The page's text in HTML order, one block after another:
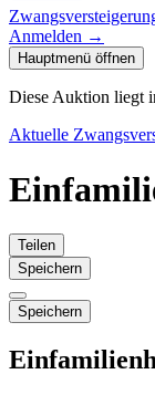
Anmelden →
Hauptmenü öffnen
Diese Auktion liegt
Aktuelle
Teilen
Speichern
Speichern